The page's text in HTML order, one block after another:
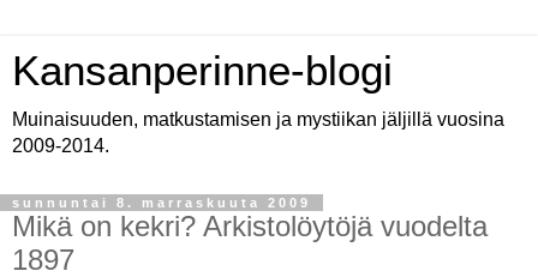
Kansanperinne-blogi
Muinaisuuden, matkustamisen ja mystiikan jäljillä vuosina
2009-2014.
sunnuntai 8. marraskuuta 2009
Mikä on kekri? Arkistolöytöjä vuodelta
1897